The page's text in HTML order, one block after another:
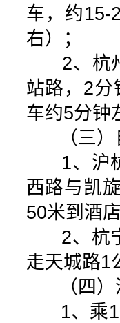
车，约15-
右）；
2、杭州
站路，2分
车约5分钟
（三）
1、沪杭
西路与凯
50米到酒店
2、杭宁
走天城路1
（四）
1、乘